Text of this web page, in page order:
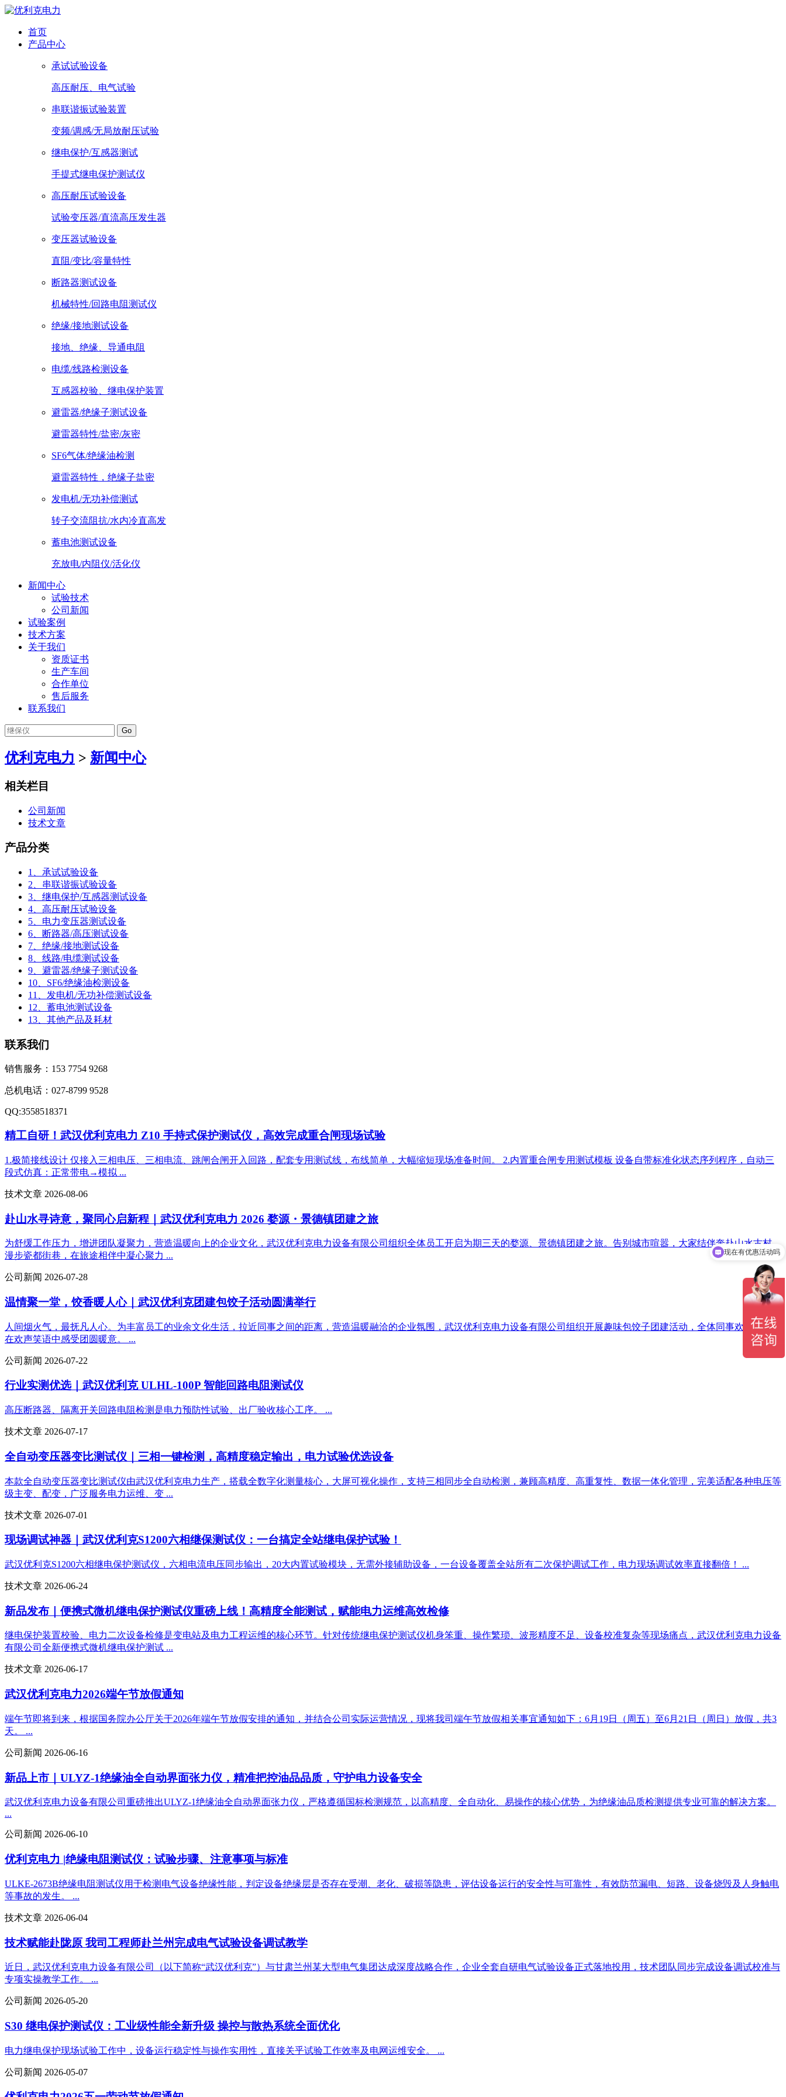
首页
产品中心
承试试验设备
高压耐压、电气试验
串联谐振试验装置
变频/调感/无局放耐压试验
继电保护/互感器测试
手提式继电保护测试仪
高压耐压试验设备
试验变压器/直流高压发生器
变压器试验设备
直阻/变比/容量特性
断路器测试设备
机械特性/回路电阻测试仪
绝缘/接地测试设备
接地、绝缘、导通电阻
电缆/线路检测设备
互感器校验、继电保护装置
避雷器/绝缘子测试设备
避雷器特性/盐密/灰密
SF6气体/绝缘油检测
避雷器特性，绝缘子盐密
发电机/无功补偿测试
转子交流阻抗/水内冷直高发
蓄电池测试设备
充放电/内阻仪/活化仪
新闻中心
试验技术
公司新闻
试验案例
技术方案
关于我们
资质证书
生产车间
合作单位
售后服务
联系我们
Go
优利克电力 > 新闻中心
相关栏目
公司新闻
技术文章
产品分类
1、承试试验设备
2、串联谐振试验设备
3、继电保护/互感器测试设备
4、高压耐压试验设备
5、电力变压器测试设备
6、断路器/高压测试设备
7、绝缘/接地测试设备
8、线路/电缆测试设备
9、避雷器/绝缘子测试设备
10、SF6/绝缘油检测设备
11、发电机/无功补偿测试设备
12、蓄电池测试设备
13、其他产品及耗材
联系我们
销售服务： 153 7754 9268
总机电话： 027-8799 9528
QQ:3558518371
精工自研！武汉优利克电力 Z10 手持式保护测试仪，高效完成重合闸现场试验
1.极简接线设计 仅接入三相电压、三相电流、跳闸合闸开入回路，配套专用测试线，布线简单，大幅缩短现场准备时间。 2.内置重合闸专用测试模板 设备自带标准化状态序列程序，自动三
段式仿真：正常带电→模拟 ...
技术文章 2026-08-06
赴山水寻诗意，聚同心启新程｜武汉优利克电力 2026 婺源・景德镇团建之旅
为舒缓工作压力，增进团队凝聚力，营造温暖向上的企业文化，武汉优利克电力设备有限公司组织全体员工开启为期三天的婺源、景德镇团建之旅。告别城市喧嚣，大家结伴奔赴山水古村，
漫步瓷都街巷，在旅途相伴中凝心聚力 ...
公司新闻 2026-07-28
温情聚一堂，饺香暖人心｜武汉优利克团建包饺子活动圆满举行
人间烟火气，最抚凡人心。为丰富员工的业余文化生活，拉近同事之间的距离，营造温暖融洽的企业氛围，武汉优利克电力设备有限公司组织开展趣味包饺子团建活动，全体同事欢聚一堂，
在欢声笑语中感受团圆暖意。 ...
公司新闻 2026-07-22
行业实测优选｜武汉优利克 ULHL-100P 智能回路电阻测试仪
高压断路器、隔离开关回路电阻检测是电力预防性试验、出厂验收核心工序。 ...
技术文章 2026-07-17
全自动变压器变比测试仪｜三相一键检测，高精度稳定输出，电力试验优选设备
本款全自动变压器变比测试仪由武汉优利克电力生产，搭载全数字化测量核心，大屏可视化操作，支持三相同步全自动检测，兼顾高精度、高重复性、数据一体化管理，完美适配各种电压等
级主变、配变，广泛服务电力运维、变 ...
技术文章 2026-07-01
现场调试神器｜武汉优利克S1200六相继保测试仪：一台搞定全站继电保护试验！
武汉优利克S1200六相继电保护测试仪，六相电流电压同步输出，20大内置试验模块，无需外接辅助设备，一台设备覆盖全站所有二次保护调试工作，电力现场调试效率直接翻倍！ ...
技术文章 2026-06-24
新品发布｜便携式微机继电保护测试仪重磅上线！高精度全能测试，赋能电力运维高效检修
继电保护装置校验、电力二次设备检修是变电站及电力工程运维的核心环节。针对传统继电保护测试仪机身笨重、操作繁琐、波形精度不足、设备校准复杂等现场痛点，武汉优利克电力设备
有限公司全新便携式微机继电保护测试 ...
技术文章 2026-06-17
武汉优利克电力2026端午节放假通知
端午节即将到来，根据国务院办公厅关于2026年端午节放假安排的通知，并结合公司实际运营情况，现将我司端午节放假相关事宜通知如下：6月19日（周五）至6月21日（周日）放假，共3
天。 ...
公司新闻 2026-06-16
新品上市｜ULYZ-1绝缘油全自动界面张力仪，精准把控油品品质，守护电力设备安全
武汉优利克电力设备有限公司重磅推出ULYZ-1绝缘油全自动界面张力仪，严格遵循国标检测规范，以高精度、全自动化、易操作的核心优势，为绝缘油品质检测提供专业可靠的解决方案。
...
公司新闻 2026-06-10
优利克电力 |绝缘电阻测试仪：试验步骤、注意事项与标准​
ULKE-2673B绝缘电阻测试仪用于检测电气设备绝缘性能，判定设备绝缘层是否存在受潮、老化、破损等隐患，评估设备运行的安全性与可靠性，有效防范漏电、短路、设备烧毁及人身触电
等事故的发生。 ...
技术文章 2026-06-04
技术赋能赴陇原 我司工程师赴兰州完成电气试验设备调试教学
近日，武汉优利克电力设备有限公司（以下简称“武汉优利克”）与甘肃兰州某大型电气集团达成深度战略合作，企业全套自研电气试验设备正式落地投用，技术团队同步完成设备调试校准与
专项实操教学工作。 ...
公司新闻 2026-05-20
S30 继电保护测试仪：工业级性能全新升级 操控与散热系统全面优化
电力继电保护现场试验工作中，设备运行稳定性与操作实用性，直接关乎试验工作效率及电网运维安全。 ...
公司新闻 2026-05-07
可以介绍下你们的产品么
现在有优惠活动吗